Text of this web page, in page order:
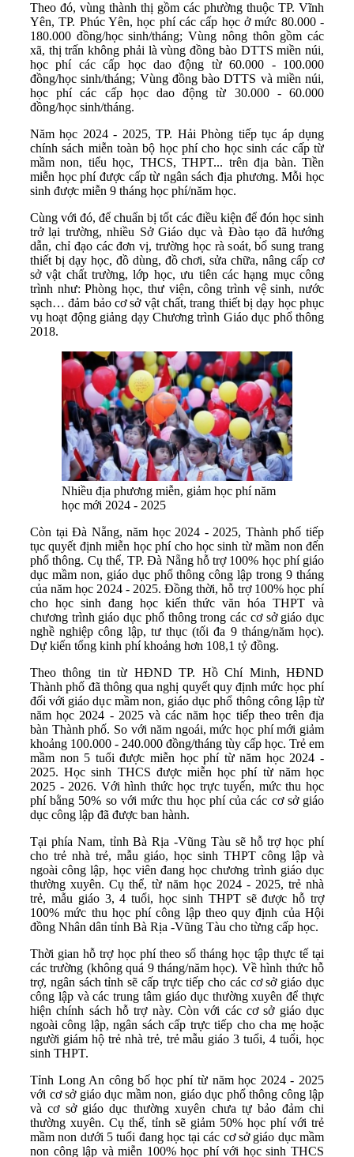
Theo đó, vùng thành thị gồm các phường thuộc TP. Vĩnh
Yên, TP. Phúc Yên, học phí các cấp học ở mức 80.000 -
180.000 đồng/học sinh/tháng; Vùng nông thôn gồm các
xã, thị trấn không phải là vùng đồng bào DTTS miền núi,
học phí các cấp học dao động từ 60.000 - 100.000
đồng/học sinh/tháng; Vùng đồng bào DTTS và miền núi,
học phí các cấp học dao động từ 30.000 - 60.000
đồng/học sinh/tháng.
Năm học 2024 - 2025, TP. Hải Phòng tiếp tục áp dụng
chính sách miễn toàn bộ học phí cho học sinh các cấp từ
mầm non, tiểu học, THCS, THPT... trên địa bàn. Tiền
miễn học phí được cấp từ ngân sách địa phương. Mỗi học
sinh được miễn 9 tháng học phí/năm học.
Cùng với đó, để chuẩn bị tốt các điều kiện để đón học sinh
trở lại trường, nhiều Sở Giáo dục và Đào tạo đã hướng
dẫn, chỉ đạo các đơn vị, trường học rà soát, bổ sung trang
thiết bị dạy học, đồ dùng, đồ chơi, sửa chữa, nâng cấp cơ
sở vật chất trường, lớp học, ưu tiên các hạng mục công
trình như: Phòng học, thư viện, công trình vệ sinh, nước
sạch… đảm bảo cơ sở vật chất, trang thiết bị dạy học phục
vụ hoạt động giảng dạy Chương trình Giáo dục phổ thông
2018.
Nhiều địa phương miễn, giảm học phí năm
học mới 2024 - 2025
Còn tại Đà Nẵng, năm học 2024 - 2025, Thành phố tiếp
tục quyết định miễn học phí cho học sinh từ mầm non đến
phổ thông. Cụ thể, TP. Đà Nẵng hỗ trợ 100% học phí giáo
dục mầm non, giáo dục phổ thông công lập trong 9 tháng
của năm học 2024 - 2025. Đồng thời, hỗ trợ 100% học phí
cho học sinh đang học kiến thức văn hóa THPT và
chương trình giáo dục phổ thông trong các cơ sở giáo dục
nghề nghiệp công lập, tư thục (tối đa 9 tháng/năm học).
Dự kiến tổng kinh phí khoảng hơn 108,1 tỷ đồng.
Theo thông tin từ HĐND TP. Hồ Chí Minh, HĐND
Thành phố đã thông qua nghị quyết quy định mức học phí
đối với giáo dục mầm non, giáo dục phổ thông công lập từ
năm học 2024 - 2025 và các năm học tiếp theo trên địa
bàn Thành phố. So với năm ngoái, mức học phí mới giảm
khoảng 100.000 - 240.000 đồng/tháng tùy cấp học. Trẻ em
mầm non 5 tuổi được miễn học phí từ năm học 2024 -
2025. Học sinh THCS được miễn học phí từ năm học
2025 - 2026. Với hình thức học trực tuyến, mức thu học
phí bằng 50% so với mức thu học phí của các cơ sở giáo
dục công lập đã được ban hành.
Tại phía Nam, tỉnh Bà Rịa -Vũng Tàu sẽ hỗ trợ học phí
cho trẻ nhà trẻ, mẫu giáo, học sinh THPT công lập và
ngoài công lập, học viên đang học chương trình giáo dục
thường xuyên. Cụ thể, từ năm học 2024 - 2025, trẻ nhà
trẻ, mẫu giáo 3, 4 tuổi, học sinh THPT sẽ được hỗ trợ
100% mức thu học phí công lập theo quy định của Hội
đồng Nhân dân tỉnh Bà Rịa -Vũng Tàu cho từng cấp học.
Thời gian hỗ trợ học phí theo số tháng học tập thực tế tại
các trường (không quá 9 tháng/năm học). Về hình thức hỗ
trợ, ngân sách tỉnh sẽ cấp trực tiếp cho các cơ sở giáo dục
công lập và các trung tâm giáo dục thường xuyên để thực
hiện chính sách hỗ trợ này. Còn với các cơ sở giáo dục
ngoài công lập, ngân sách cấp trực tiếp cho cha mẹ hoặc
người giám hộ trẻ nhà trẻ, trẻ mẫu giáo 3 tuổi, 4 tuổi, học
sinh THPT.
Tỉnh Long An công bố học phí từ năm học 2024 - 2025
với cơ sở giáo dục mầm non, giáo dục phổ thông công lập
và cơ sở giáo dục thường xuyên chưa tự bảo đảm chi
thường xuyên. Cụ thể, tỉnh sẽ giảm 50% học phí với trẻ
mầm non dưới 5 tuổi đang học tại các cơ sở giáo dục mầm
non công lập và miễn 100% học phí với học sinh THCS